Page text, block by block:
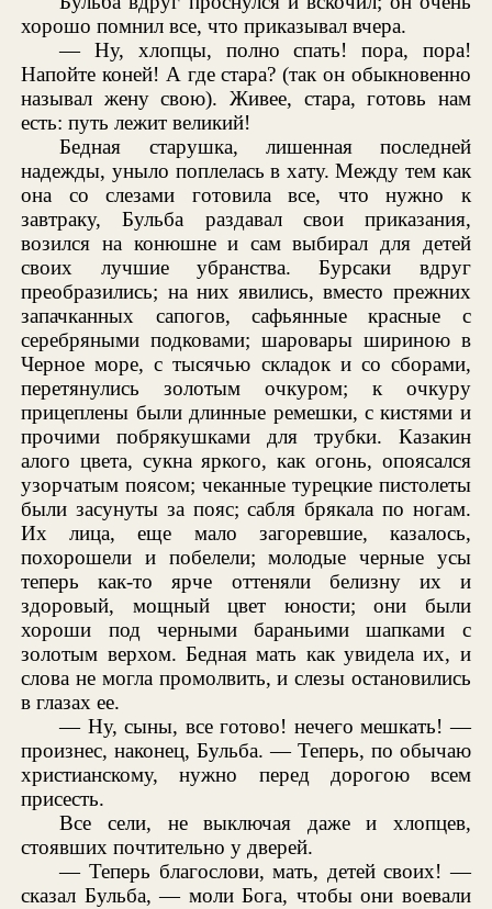
хорошо помнил все, что приказывал вчера.
— Ну, хлопцы, полно спать! пора, пора!
Напойте коней! А где стара? (так он обыкновенно
называл жену свою). Живее, стара, готовь нам
есть: путь лежит великий!
Бедная старушка, лишенная последней
надежды, уныло поплелась в хату. Между тем как
она со слезами готовила все, что нужно к
завтраку, Бульба раздавал свои приказания,
возился на конюшне и сам выбирал для детей
своих лучшие убранства. Бурсаки вдруг
преобразились; на них явились, вместо прежних
запачканных сапогов, сафьянные красные с
серебряными подковами; шаровары шириною в
Черное море, с тысячью складок и со сборами,
перетянулись золотым очкуром; к очкуру
прицеплены были длинные ремешки, с кистями и
прочими побрякушками для трубки. Казакин
алого цвета, сукна яркого, как огонь, опоясался
узорчатым поясом; чеканные турецкие пистолеты
были засунуты за пояс; сабля брякала по ногам.
Их лица, еще мало загоревшие, казалось,
похорошели и побелели; молодые черные усы
теперь как-то ярче оттеняли белизну их и
здоровый, мощный цвет юности; они были
хороши под черными бараньими шапками с
золотым верхом. Бедная мать как увидела их, и
слова не могла промолвить, и слезы остановились
в глазах ее.
— Ну, сыны, все готово! нечего мешкать! —
произнес, наконец, Бульба. — Теперь, по обычаю
христианскому, нужно перед дорогою всем
присесть.
Все сели, не выключая даже и хлопцев,
стоявших почтительно у дверей.
— Теперь благослови, мать, детей своих! —
сказал Бульба, — моли Бога, чтобы они воевали